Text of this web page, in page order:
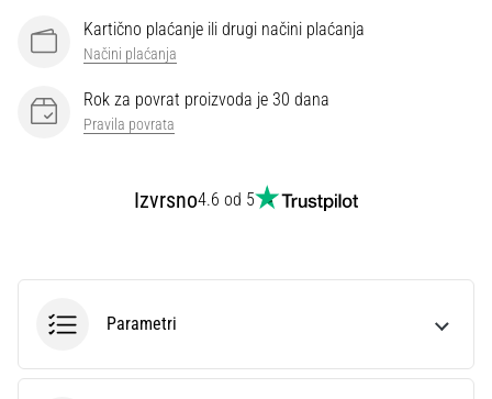
Kartično plaćanje ili drugi načini plaćanja
Načini plaćanja
Rok za povrat proizvoda je 30 dana
Pravila povrata
Izvrsno4.6 od 5
Parametri